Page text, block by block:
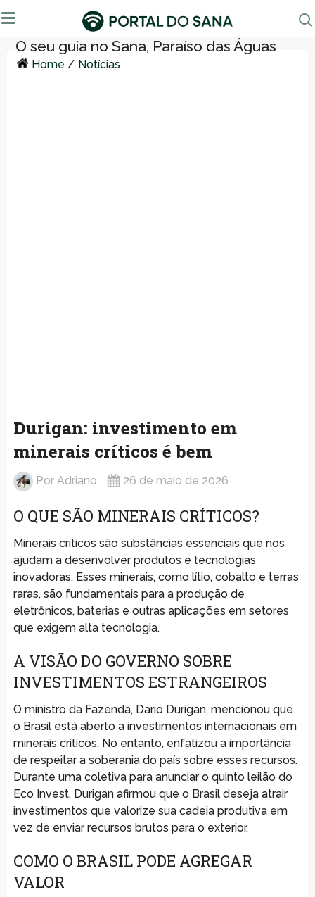
Home / Notícias
Durigan: investimento em
minerais críticos é bem
Por Adriano 26 de maio de 2026
O QUE SÃO MINERAIS CRÍTICOS?
Minerais críticos são substâncias essenciais que nos
ajudam a desenvolver produtos e tecnologias
inovadoras. Esses minerais, como lítio, cobalto e terras
raras, são fundamentais para a produção de
eletrônicos, baterias e outras aplicações em setores
que exigem alta tecnologia.
A VISÃO DO GOVERNO SOBRE
INVESTIMENTOS ESTRANGEIROS
O ministro da Fazenda, Dario Durigan, mencionou que
o Brasil está aberto a investimentos internacionais em
minerais críticos. No entanto, enfatizou a importância
de respeitar a soberania do país sobre esses recursos.
Durante uma coletiva para anunciar o quinto leilão do
Eco Invest, Durigan afirmou que o Brasil deseja atrair
investimentos que valorize sua cadeia produtiva em
vez de enviar recursos brutos para o exterior.
COMO O BRASIL PODE AGREGAR
VALOR